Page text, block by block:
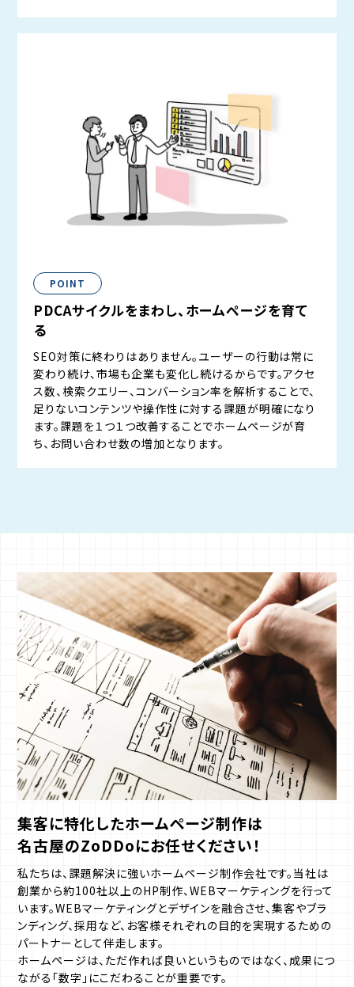
POINT
PDCAサイクルをまわし、ホームページを育て
る
SEO対策に終わりはありません。ユーザーの行動は常に
変わり続け、市場も企業も変化し続けるからです。アクセ
ス数、検索クエリー、コンバーション率を解析することで、
足りないコンテンツや操作性に対する課題が明確になり
ます。課題を１つ１つ改善することでホームページが育
ち、お問い合わせ数の増加となります。
集客に特化したホームページ制作は
名古屋のZoDDoにお任せください！
私たちは、課題解決に強いホームページ制作会社です。 当社は
創業から約100社以上のHP制作、WEBマーケティングを行って
います。WEBマーケティングとデザインを融合させ、集客やブラ
ンディング、採用など、お客様それぞれの目的を実現するための
パートナーとして伴走します。
ホームページは、ただ作れば良いというものではなく、成果につ
ながる「数字」にこだわることが重要です。